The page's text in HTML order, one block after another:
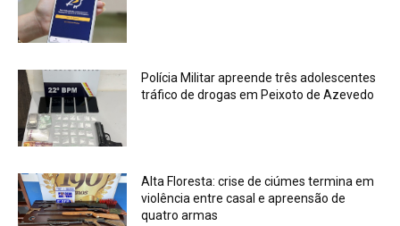
Polícia Militar apreende três adolescentes
tráfico de drogas em Peixoto de Azevedo
Alta Floresta: crise de ciúmes termina em
violência entre casal e apreensão de
quatro armas